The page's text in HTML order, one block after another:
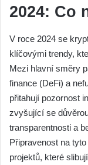
2024: Co
V roce 2024 se
klíčovými trendy,
Mezi hlavní směry
finance (DeFi) a
přitahují pozornost
zvyšující se
transparentnosti a
Připravenost na
projektů, které